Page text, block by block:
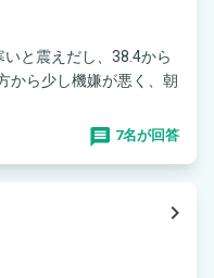
と震えだし、38.4から
から少し機嫌が悪く、朝
7名が回答
navigate_next